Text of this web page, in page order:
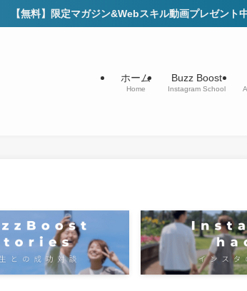
【無料】限定マガジン&Webスキル動画プレゼント
ホーム
Home
Buzz Boost
Instagram School